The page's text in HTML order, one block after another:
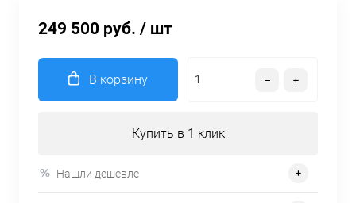
249 500 руб. / шт
В корзину
Купить в 1 клик
Нашли дешевле